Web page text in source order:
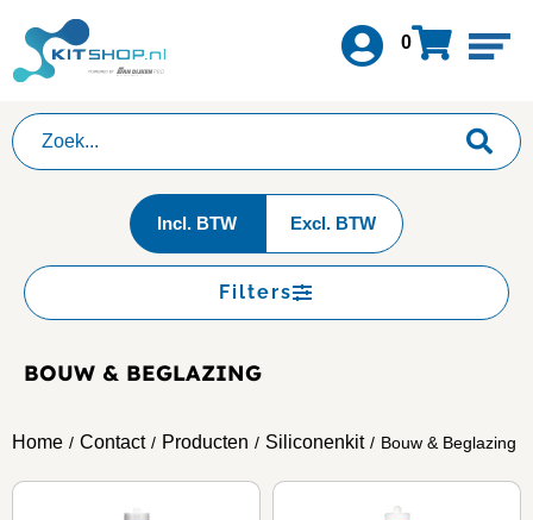
0
Incl. BTW Excl. BTW
Filters
BOUW & BEGLAZING
Home / Contact / Producten / Siliconenkit / Bouw & Beglazing